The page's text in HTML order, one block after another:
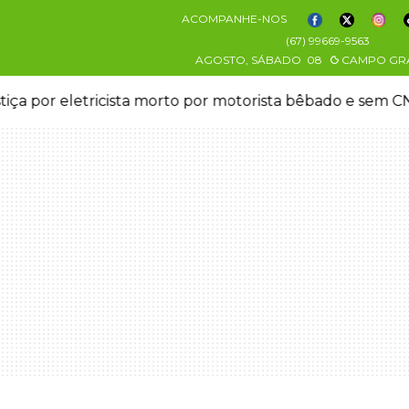
ACOMPANHE-NOS
(67) 99669-9563
AGOSTO, SÁBADO 08 CAMPO
por eletricista morto por motorista bêbado e sem